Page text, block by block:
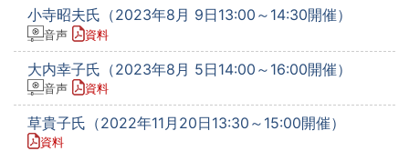
小寺昭夫氏（2023年8月 9日13:00～14:30開催）
音声 資料
大内幸子氏（2023年8月 5日14:00～16:00開催）
音声 資料
草貴子氏（2022年11月20日13:30～15:00開催）
資料